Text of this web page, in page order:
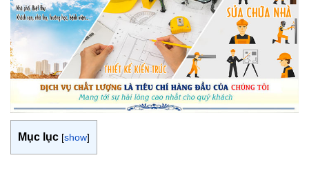
Mục lục [show]